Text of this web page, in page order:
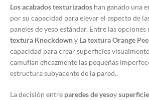
Los acabados texturizados han ganado una
por su capacidad para elevar el aspecto de
paneles de yeso estándar. Entre las opciones
textura Knockdowny La textura Orange
capacidad para crear superficies
camuflan eficazmente las pequeñas
estructura subyacente de la pared..
La decisión entre paredes de yesoy